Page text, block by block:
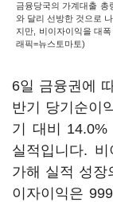
금융당국의 가계대출 총
와 달리 선방한 것으로
지만, 비이자이익을 대
래픽=뉴스토마토)
6일 금융권에
반기 당기순이
기 대비 14.0%
실적입니다.
가해 실적 성장
이자이익은